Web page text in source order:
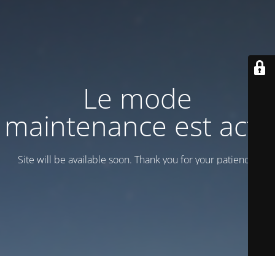
Le mode
maintenance est actif
Site will be available soon. Thank you for your patience!